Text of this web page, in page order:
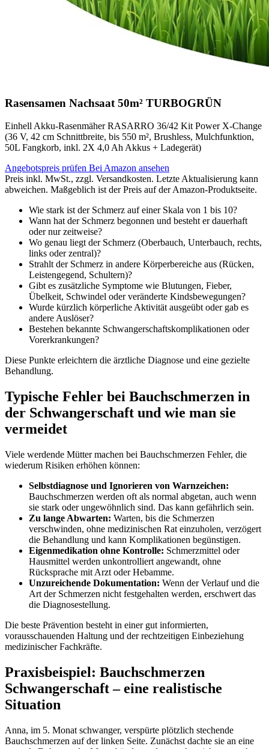
Rasensamen Nachsaat 50m² TURBOGRÜN
Einhell Akku-Rasenmäher RASARRO 36/42 Kit Power X-Change
(36 V, 42 cm Schnittbreite, bis 550 m², Brushless, Mulchfunktion,
50L Fangkorb, inkl. 2X 4,0 Ah Akkus + Ladegerät)
Angebotspreis prüfen Bei Amazon ansehen
Preis inkl. MwSt., zzgl. Versandkosten. Letzte Aktualisierung kann
abweichen. Maßgeblich ist der Preis auf der Amazon-Produktseite.
Wie stark ist der Schmerz auf einer Skala von 1 bis 10?
Wann hat der Schmerz begonnen und besteht er dauerhaft
oder nur zeitweise?
Wo genau liegt der Schmerz (Oberbauch, Unterbauch, rechts,
links oder zentral)?
Strahlt der Schmerz in andere Körperbereiche aus (Rücken,
Leistengegend, Schultern)?
Gibt es zusätzliche Symptome wie Blutungen, Fieber,
Übelkeit, Schwindel oder veränderte Kindsbewegungen?
Wurde kürzlich körperliche Aktivität ausgeübt oder gab es
andere Auslöser?
Bestehen bekannte Schwangerschaftskomplikationen oder
Vorerkrankungen?
Diese Punkte erleichtern die ärztliche Diagnose und eine gezielte
Behandlung.
Typische Fehler bei Bauchschmerzen in
der Schwangerschaft und wie man sie
vermeidet
Viele werdende Mütter machen bei Bauchschmerzen Fehler, die
wiederum Risiken erhöhen können:
Selbstdiagnose und Ignorieren von Warnzeichen:
Bauchschmerzen werden oft als normal abgetan, auch wenn
sie stark oder ungewöhnlich sind. Das kann gefährlich sein.
Zu lange Abwarten: Warten, bis die Schmerzen
verschwinden, ohne medizinischen Rat einzuholen, verzögert
die Behandlung und kann Komplikationen begünstigen.
Eigenmedikation ohne Kontrolle: Schmerzmittel oder
Hausmittel werden unkontrolliert angewandt, ohne
Rücksprache mit Arzt oder Hebamme.
Unzureichende Dokumentation: Wenn der Verlauf und die
Art der Schmerzen nicht festgehalten werden, erschwert das
die Diagnosestellung.
Die beste Prävention besteht in einer gut informierten,
vorausschauenden Haltung und der rechtzeitigen Einbeziehung
medizinischer Fachkräfte.
Praxisbeispiel: Bauchschmerzen
Schwangerschaft – eine realistische
Situation
Anna, im 5. Monat schwanger, verspürte plötzlich stechende
Bauchschmerzen auf der linken Seite. Zunächst dachte sie an eine